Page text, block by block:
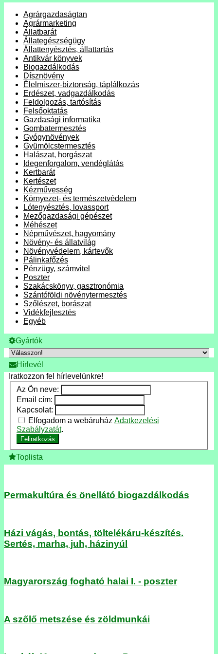
Agrárgazdaságtan
Agrármarketing
Állatbarát
Állategészségügy
Állattenyésztés, állattartás
Antikvár könyvek
Biogazdálkodás
Dísznövény
Élelmiszer-biztonság, táplálkozás
Erdészet, vadgazdálkodás
Feldolgozás, tartósítás
Felsőoktatás
Gazdasági informatika
Gombatermesztés
Gyógynövények
Gyümölcstermesztés
Halászat, horgászat
Idegenforgalom, vendéglátás
Kertbarát
Kertészet
Kézművesség
Környezet- és természetvédelem
Lótenyésztés, lovassport
Mezőgazdasági gépészet
Méhészet
Népművészet, hagyomány
Növény- és állatvilág
Növényvédelem, kártevők
Pálinkafőzés
Pénzügy, számvitel
Poszter
Szakácskönyv, gasztronómia
Szántóföldi növénytermesztés
Szőlészet, borászat
Vidékfejlesztés
Egyéb
Gyártók
Hírlevél
Iratkozzon fel hírlevelünkre!
Az Ön neve:
Email cím:
Kapcsolat:
Elfogadom a webáruház Adatkezelési
Szabályzatát.
Feliratkozás
Toplista
Permakultúra és önellátó biogazdálkodás
Házi vágás, bontás, töltelékáru-készítés.
Sertés, marha, juh, házinyúl
Magyarország fogható halai I. - poszter
A szőlő metszése és zöldmunkái